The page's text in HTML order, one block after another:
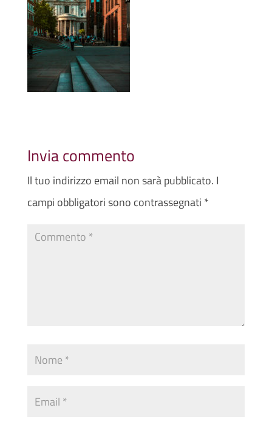
Invia commento
Il tuo indirizzo email non sarà pubblicato. I
campi obbligatori sono contrassegnati *